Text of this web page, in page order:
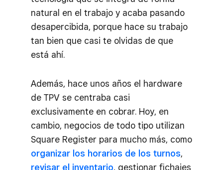
natural en el trabajo y acaba pasando
desapercibida, porque hace su trabajo
tan bien que casi te olvidas de que
está ahí.
Además, hace unos años el hardware
de TPV se centraba casi
exclusivamente en cobrar. Hoy, en
cambio, negocios de todo tipo utilizan
Square Register para mucho más, como
organizar los horarios de los turnos,
revisar el inventario, gestionar fichajes